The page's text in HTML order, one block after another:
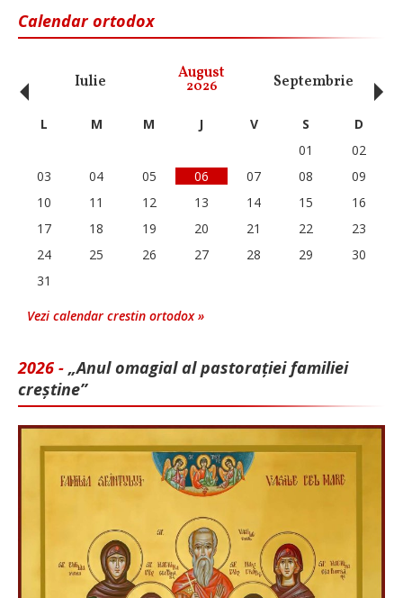
Calendar ortodox
Iulie August
2026 Septembrie
‹ L M M J V S
D
01
02
03
04 05 06 07 08
09
10
11 12 13 14 15
16
17
18 19 20 21 22
23
24
25 26 27 28 29
30
31
Vezi calendar crestin ortodox »
2026 - „Anul omagial al pastorației familiei
creștine”